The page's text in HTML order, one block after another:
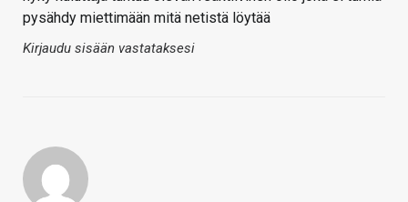
pysähdy miettimään mitä netistä löytää
Kirjaudu sisään vastataksesi